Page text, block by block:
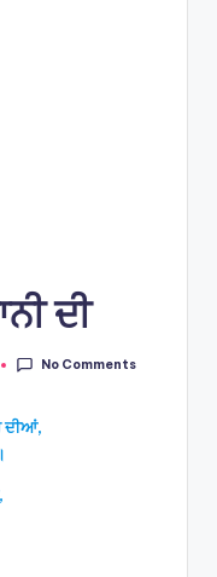
ਦੀ
No Comments
ਦੀਆਂ,